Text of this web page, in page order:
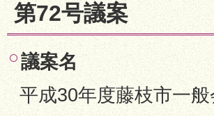
第72号議案
議案名
平成30年度藤枝市一